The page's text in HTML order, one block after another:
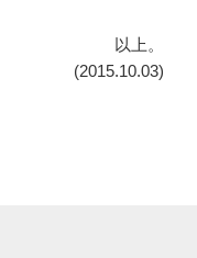
以上。
(2015.10.03)